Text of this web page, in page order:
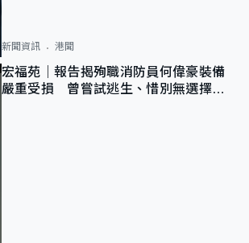
新聞資訊 港聞
宏福苑｜報告揭殉職消防員何偉豪裝備
嚴重受損 曾嘗試逃生、惜別無選擇下